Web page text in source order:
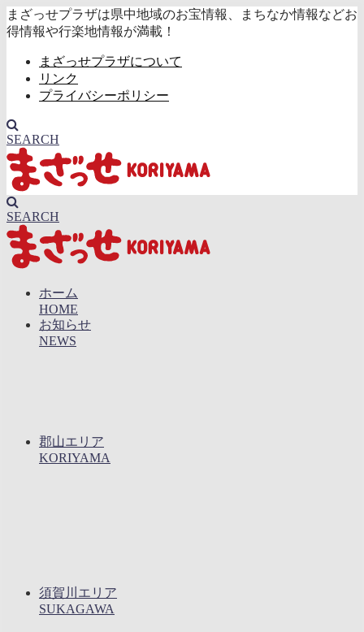
まざっせプラザは県中地域のお宝情報、まちなか情報などお
得情報や行楽地情報が満載！
まざっせプラザについて
リンク
プライバシーポリシー
SEARCH
SEARCH
ホーム
HOME
お知らせ
NEWS
郡山エリア
KORIYAMA
須賀川エリア
SUKAGAWA